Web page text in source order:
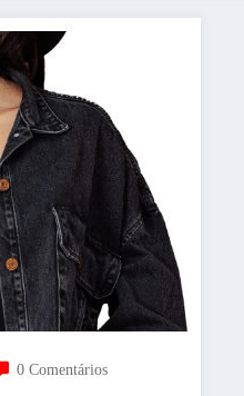
0 Comentários